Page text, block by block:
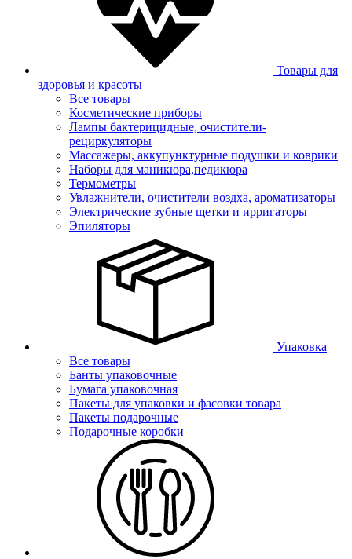
Товары для
здоровья и красоты
Все товары
Косметические приборы
Лампы бактерицидные, очистители-
рециркуляторы
Массажеры, аккупунктурные подушки и коврики
Наборы для маникюра,педикюра
Термометры
Увлажнители, очистители воздха, ароматизаторы
Электрические зубные щетки и ирригаторы
Эпиляторы
Упаковка
Все товары
Банты упаковочные
Бумага упаковочная
Пакеты для упаковки и фасовки товара
Пакеты подарочные
Подарочные коробки